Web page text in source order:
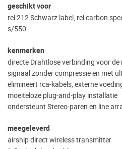
geschikt voor
rel 212 Schwarz label, rel carbon
s/550
kenmerken
directe Drahtlose verbinding voor
signaal zonder compressie en met
elimineert rca-kabels, externe
moeiteloze plug-and-play installatie
ondersteunt Stereo-paren en line
meegeleverd
airship direct wireless transmitter